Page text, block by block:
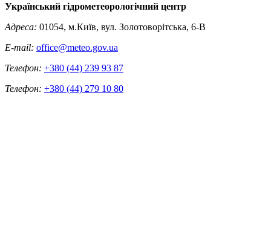
Український гідрометеорологічний центр
Адреса: 01054, м.Київ, вул. Золотоворітська, 6-В
E-mail: office@meteo.gov.ua
Телефон: +380 (44) 239 93 87
Телефон: +380 (44) 279 10 80